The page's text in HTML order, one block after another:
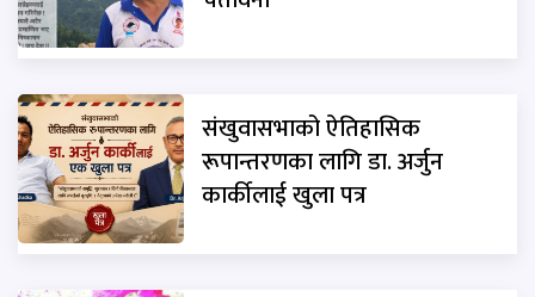
संखुवासभाको ऐतिहासिक
रूपान्तरणका लागि डा. अर्जुन
कार्कीलाई खुला पत्र